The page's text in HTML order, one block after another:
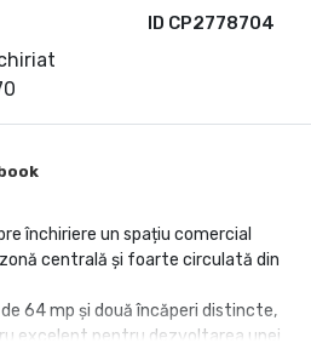
ID CP2778704
închiriere un spațiu comercial
centrală și foarte circulată din
64 mp și două încăperi distincte,
excelent pentru dezvoltarea unei